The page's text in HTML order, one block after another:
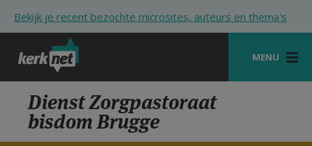
Bekijk je recent bezochte microsites, auteurs en thema's
MENU
STARTPAGINA
KERK
Dienst Zorgpastoraat
bisdom Brugge